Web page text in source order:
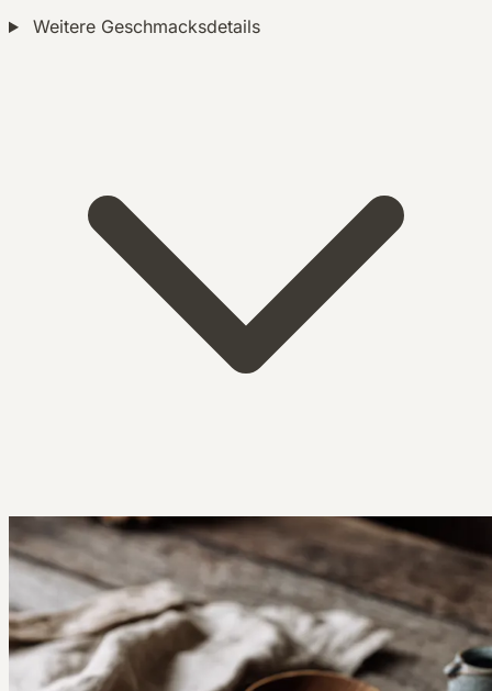
Weitere Geschmacksdetails